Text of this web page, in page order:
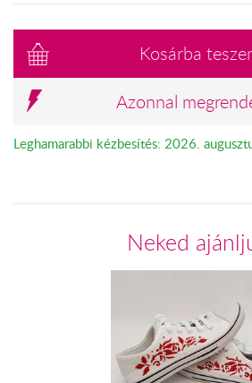
Kosárba
Azonnal
Leghamarabbi kézbesítés: 2026.
Neked